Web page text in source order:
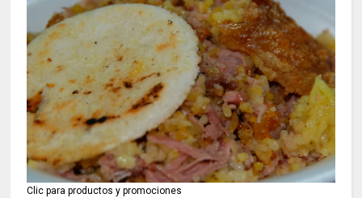
Clic para productos y promociones